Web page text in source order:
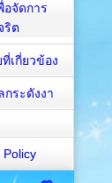
อจัดการ
ริต
เกี่ยวข้อง
กระดังงา